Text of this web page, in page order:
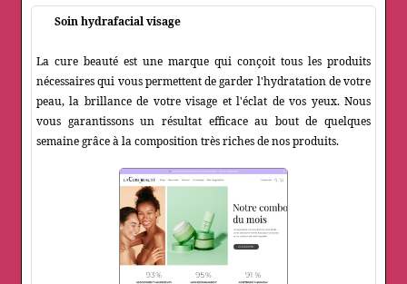
Soin hydrafacial visage
La cure beauté est une marque qui conçoit tous les produits
nécessaires qui vous permettent de garder l'hydratation de votre
peau, la brillance de votre visage et l'éclat de vos yeux. Nous
vous garantissons un résultat efficace au bout de quelques
semaine grâce à la composition très riches de nos produits.